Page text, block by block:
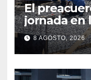
El
jornada en
menos
convenio
8 AGOSTO, 2026